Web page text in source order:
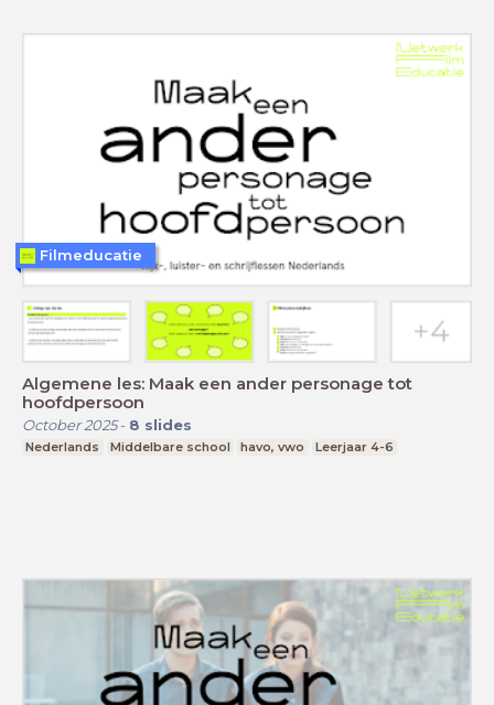
Algemene les: Maak een ander personage tot
hoofdpersoon
October 2025- 8 slides
Nederlands Middelbare school havo, vwo Leerjaar 4-6
Filmeducatie